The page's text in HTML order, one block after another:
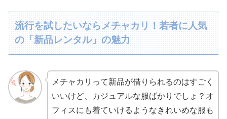
流行を試したいならメチャカリ！若者に人気
の「新品レンタル」の魅力
メチャカリって新品が借りられるのはすごく
いいけど、カジュアルな服ばかりでしょ？オ
フィスにも着ていけるようなきれいめな服も